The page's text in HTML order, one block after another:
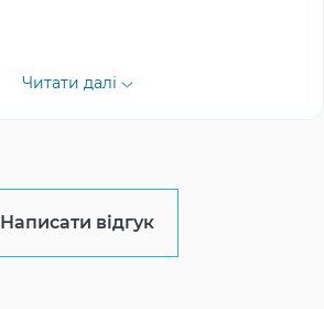
Читати далі
Написати відгук